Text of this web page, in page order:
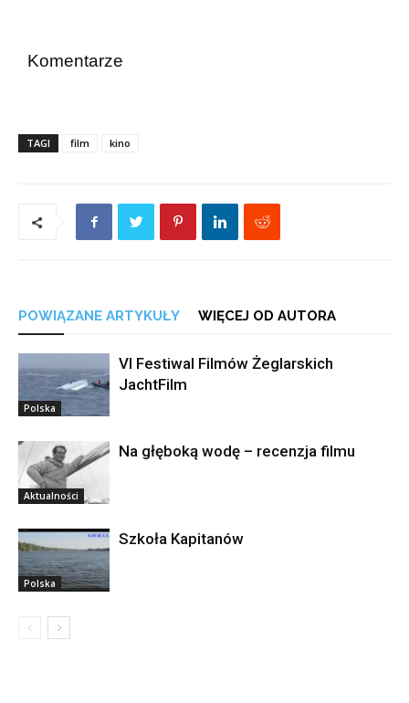
Komentarze
TAGI film kino
POWIĄZANE ARTYKUŁY WIĘCEJ OD AUTORA
Polska
VI Festiwal Filmów Żeglarskich
JachtFilm
Aktualności
Na głęboką wodę – recenzja filmu
Polska
Szkoła Kapitanów